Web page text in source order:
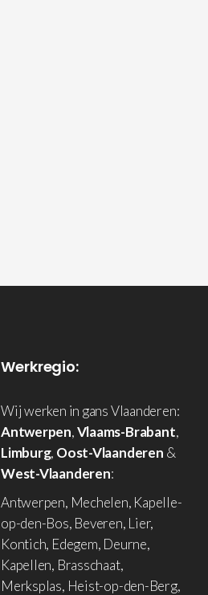
Werkregio:
Wij werken in gans Vlaanderen:
Antwerpen,Vlaams-Brabant,
Limburg, Oost-Vlaanderen &
West-Vlaanderen:
Antwerpen, Mechelen, Kapelle-
op-den-Bos, Beveren, Lier,
Kontich, Edegem, Deurne,
Kapellen, Brasschaat,
Merksplas, Heist-op-den-Berg,